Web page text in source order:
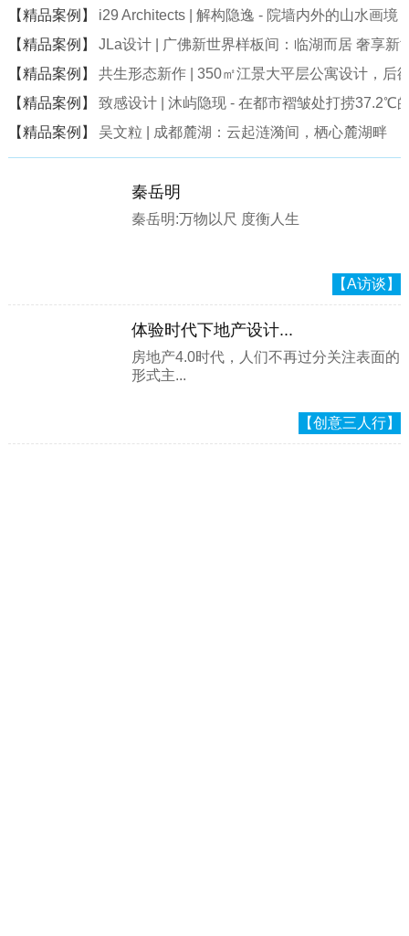
【精品案例】
i29 Architects | 解构隐逸 - 院墙内外的山水画境
【精品案例】
JLa设计 | 广佛新世界样板间：临湖而居 奢享新
【精品案例】
共生形态新作 | 350㎡江景大平层公寓设计，后
【精品案例】
致感设计 | 沐屿隐现 - 在都市褶皱处打捞37.2℃
【精品案例】
吴文粒 | 成都麓湖：云起涟漪间，栖心麓湖畔
秦岳明
秦岳明:万物以尺 度衡人生
【A访谈】
体验时代下地产设计...
房地产4.0时代，人们不再过分关注表面的
形式主...
【创意三人行】